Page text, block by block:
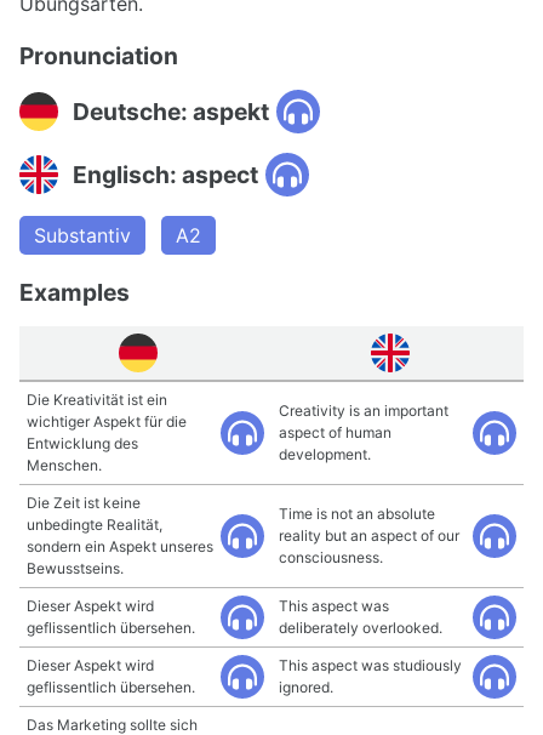
Pronunciation
Deutsche: aspekt
Englisch: aspect
Substantiv A2
Examples
Die Kreativität ist ein
wichtiger Aspekt für die
Entwicklung des
Menschen.
Creativity is an important
aspect of human
development.
Die Zeit ist keine
unbedingte Realität,
sondern ein Aspekt unseres
Bewusstseins.
Time is not an absolute
reality but an aspect of our
consciousness.
Dieser Aspekt wird
geflissentlich übersehen.
This aspect was
deliberately overlooked.
Dieser Aspekt wird
geflissentlich übersehen.
This aspect was studiously
ignored.
Das Marketing sollte sich